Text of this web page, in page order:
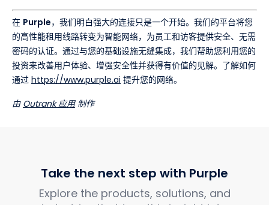
在 Purple，我们明白强大的连接只是一个开始。我们的平台将您
的高性能租用线路转变为智能网络，为员工和访客提供安全、无需
密码的认证。通过与您的基础设施无缝集成，我们帮助您利用您的
投资来改善用户体验、增强安全性并获得有价值的见解。了解如何
通过 https://www.purple.ai 提升您的网络。
由 Outrank 应用制作
Take the next step with Purple
Explore the products, solutions, and